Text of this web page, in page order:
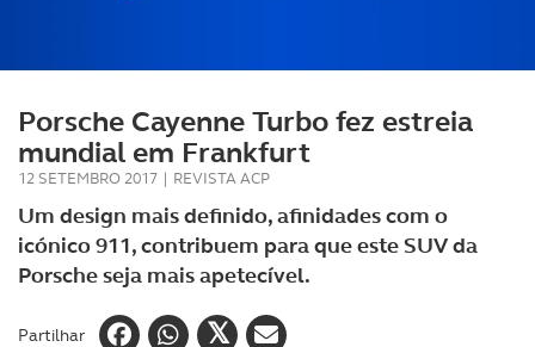
Porsche Cayenne Turbo fez estreia
mundial em Frankfurt
12 SETEMBRO 2017 | REVISTA ACP
Um design mais definido, afinidades com o
icónico 911, contribuem para que este SUV da
Porsche seja mais apetecível.
Partilhar